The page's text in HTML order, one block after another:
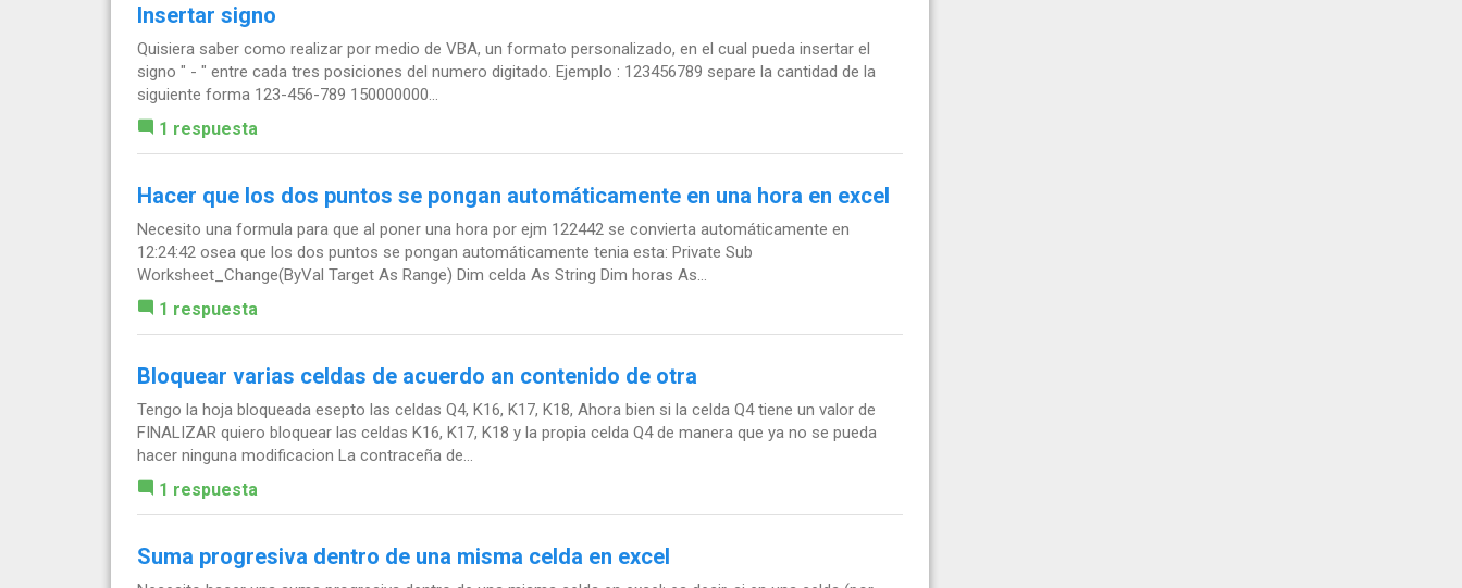
Insertar signo
Quisiera saber como realizar por medio de VBA, un formato personalizado, en el cual pueda insertar el
signo " - " entre cada tres posiciones del numero digitado. Ejemplo : 123456789 separe la cantidad de la
siguiente forma 123-456-789 150000000...
1 respuesta
Hacer que los dos puntos se pongan automáticamente en una hora en excel
Necesito una formula para que al poner una hora por ejm 122442 se convierta automáticamente en
12:24:42 osea que los dos puntos se pongan automáticamente tenia esta: Private Sub
Worksheet_Change(ByVal Target As Range) Dim celda As String Dim horas As...
1 respuesta
Bloquear varias celdas de acuerdo an contenido de otra
Tengo la hoja bloqueada esepto las celdas Q4, K16, K17, K18, Ahora bien si la celda Q4 tiene un valor de
FINALIZAR quiero bloquear las celdas K16, K17, K18 y la propia celda Q4 de manera que ya no se pueda
hacer ninguna modificacion La contraceña de...
1 respuesta
Suma progresiva dentro de una misma celda en excel